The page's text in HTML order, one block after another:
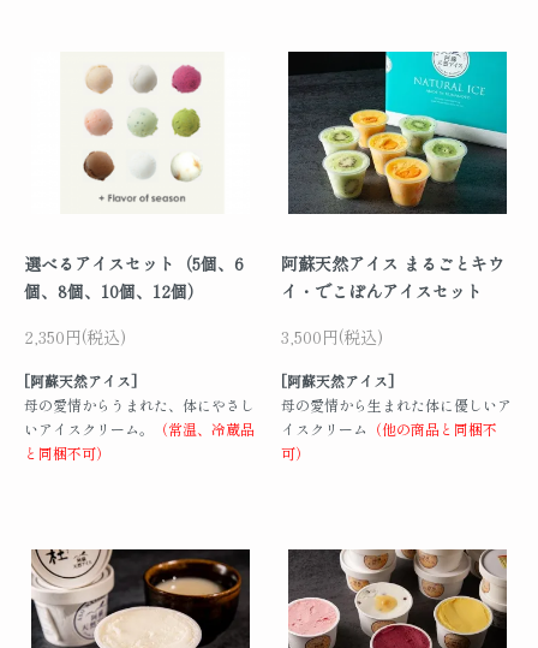
選べるアイスセット（5個、6
個、8個、10個、12個）
2,350円(税込)
[阿蘇天然アイス]
母の愛情からうまれた、体にやさし
いアイスクリーム。
（常温、冷蔵品
と同梱不可）
阿蘇天然アイス まるごとキウ
イ・でこぽんアイスセット
3,500円(税込)
[阿蘇天然アイス]
母の愛情から生まれた体に優しいア
イスクリーム （他の商品と同梱不
可）